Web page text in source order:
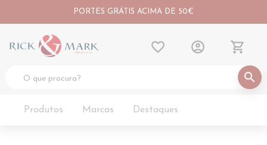
PORTES GRÁTIS ACIMA DE 50€
search
favorite_border account_circle shopping_cart
Produtos Marcas Destaques